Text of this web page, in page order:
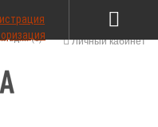
Личный кабинет
(0)